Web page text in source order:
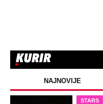
NAJNOVIJE
STARS